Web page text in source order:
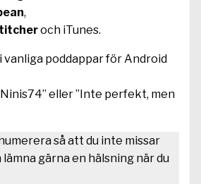
,
och iTunes.
vanliga poddappar för Android
eller ”Inte perfekt, men
så att du inte missar
gärna en hälsning när du